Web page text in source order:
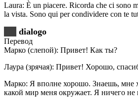
Laura: È un piacere. Ricorda che ci sono
la vista. Sono qui per condividere con te
dialogo
Перевод
Марко (слепой): Привет! Как ты?
Лаура (зрячая): Привет! Хорошо,
Марко: Я вполне хорошо. Знаешь, мне
какой мир меня окружает. Я ничего не